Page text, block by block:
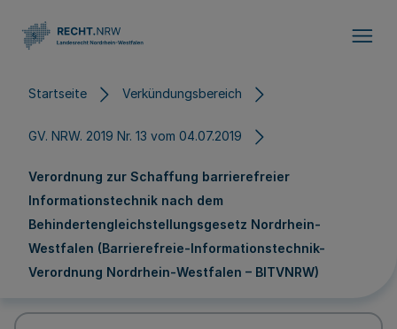
Startseite Verkündungsbereich
GV. NRW. 2019 Nr. 13 vom 04.07.2019
Verordnung zur Schaffung barrierefreier
Informationstechnik nach dem
Behindertengleichstellungsgesetz Nordrhein-
Westfalen (Barrierefreie-Informationstechnik-
Verordnung Nordrhein-Westfalen – BITVNRW)